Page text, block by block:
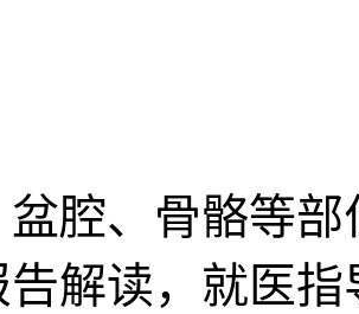
腔、骨骼等
解读，就医